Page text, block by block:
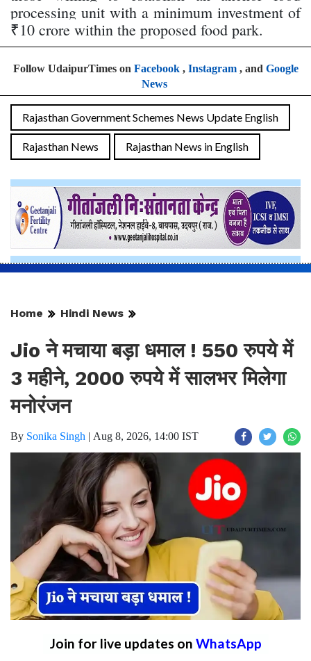
processing unit with a minimum investment of
₹10 crore within the proposed food park.
Follow UdaipurTimes on Facebook, Instagram, and Google
News
Rajasthan Government Schemes News Update English
Rajasthan News Rajasthan News in English
Home Hindi News
Jio ने मचाया बड़ा धमाल ! 550 रुपये में
3 महीने, 2000 रुपये में सालभर मिलेगा
मनोरंजन
By Sonika Singh | Aug 8, 2026, 14:00 IST
Join for live updates on WhatsApp